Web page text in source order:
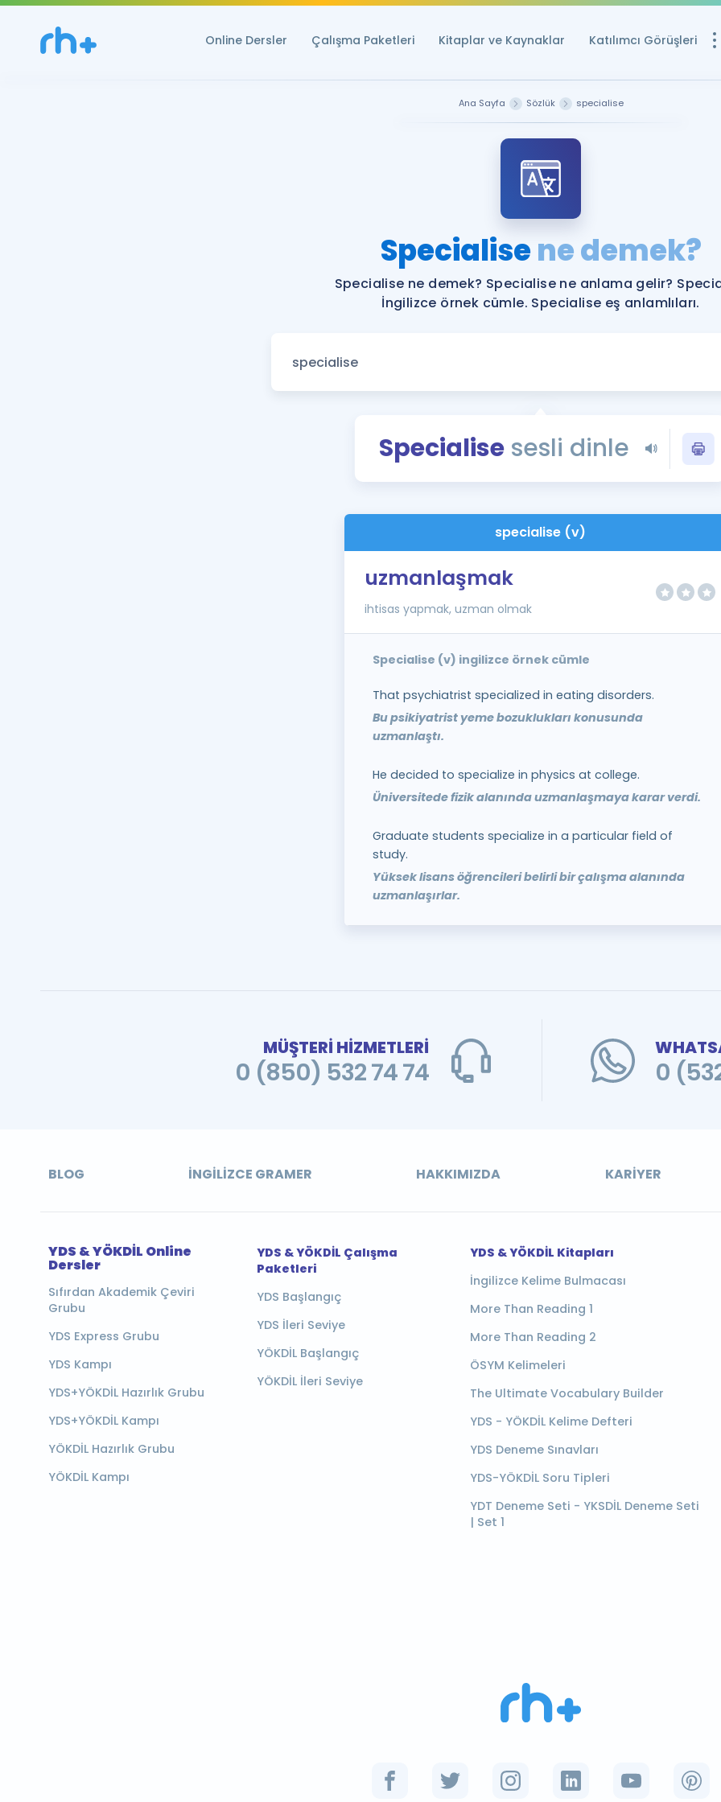
Online Dersler Çalışma Paketleri Kitaplar ve Kaynaklar Katılımcı Görüşleri
Ücretsiz
YDS ve YÖKDİL
YDS ve YÖKDİL'e
Tüm ÖSYM
YDS - YÖKDİL
İngilizce Gramer
Ana Sayfa Sözlük specialise
Specialisene demek?
Specialise ne demek? Specialise ne anlama gelir?
İngilizce örnek cümle. Specialise eş anlamlıları.
Specialisesesli dinle
specialise (v)
uzmanlaşmak
ihtisas yapmak, uzman olmak
Specialise (v) ingilizce örnek cümle
That psychiatrist specialized in eating disorders.
Bu psikiyatrist yeme bozuklukları konusunda
uzmanlaştı.
He decided to specialize in physics at college.
Üniversitede fizik alanında uzmanlaşmaya karar verdi.
Graduate students specialize in a particular field of
study.
Yüksek lisans öğrencileri belirli bir çalışma alanında
uzmanlaşırlar.
MÜŞTERİ HİZMETLERİ
0 (850) 532 74 74 0
BLOG İNGILIZCE GRAMER HAKKIMIZDA KARIYER
YDS & YÖKDİL Online
Dersler
Sıfırdan Akademik Çeviri
Grubu
YDS Express Grubu
YDS Kampı
YDS+YÖKDİL Hazırlık Grubu
YDS+YÖKDİL Kampı
YÖKDİL Hazırlık Grubu
YÖKDİL Kampı
YDS & YÖKDİL Çalışma
Paketleri
YDS Başlangıç
YDS İleri Seviye
YÖKDİL Başlangıç
YÖKDİL İleri Seviye
YDS & YÖKDİL Kitapları
İngilizce Kelime Bulmacası
More Than Reading 1
More Than Reading 2
ÖSYM Kelimeleri
The Ultimate Vocabulary Builder
YDS - YÖKDİL Kelime Defteri
YDS Deneme Sınavları
YDS-YÖKDİL Soru Tipleri
YDT Deneme Seti - YKSDİL Deneme Seti
| Set 1